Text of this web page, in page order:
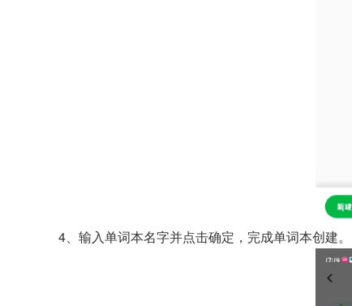
4、输入单词本名字并点击确定，完成单词本创建。